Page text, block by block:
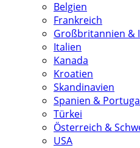
Belgien
Frankreich
Großbritannien &
Italien
Kanada
Kroatien
Skandinavien
Spanien &
Türkei
Österreich &
USA